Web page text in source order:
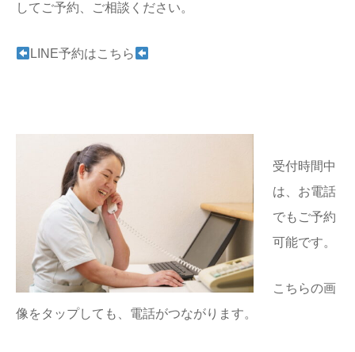
してご予約、ご相談ください。
LINE予約はこちら
受付時間中
は、お電話
でもご予約
可能です。
こちらの画
像をタップしても、電話がつながります。